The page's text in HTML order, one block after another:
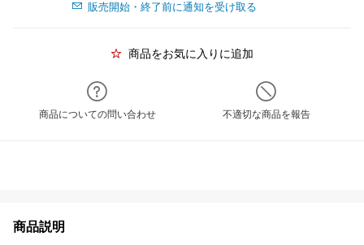
販売開始・終了前に通知を受け取る
商品をお気に入りに追加
商品についての問い合わせ 不適切な商品を報告
商品説明